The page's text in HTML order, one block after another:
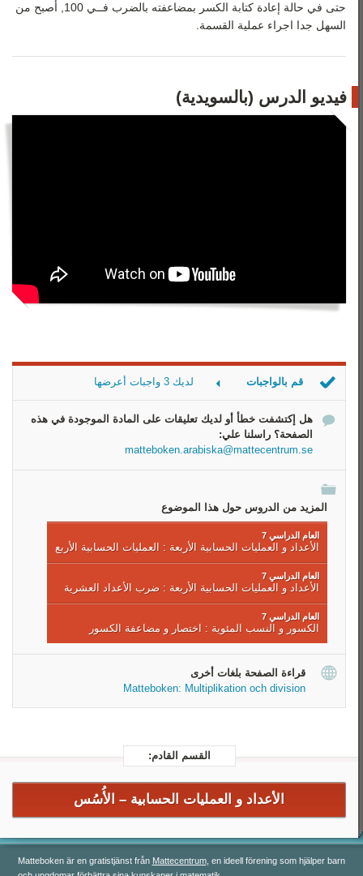
حتى في حالة إعادة كتابة الكسر بمضاعفته بالضرب فــي 100, أصبح من
السهل جدا اجراء عملية القسمة.
فيديو الدرس (بالسويدية)
قم بالواجبات لديك 3 واجبات أعرضها
أحسب العدد العشري
أحسب العدد العشري 2
أنقر على المُشابه
هل إكتشفت خطأ أو لديك تعليقات على المادة الموجودة في هذه
الصفحة؟ راسلنا علي:
matteboken.arabiska@mattecentrum.se
المزيد من الدروس حول هذا الموضوع
العام الدراسي 7
الأعداد و العمليات الحسابية الأربعة : العمليات الحسابية الأربع
العام الدراسي 7
الأعداد و العمليات الحسابية الأربعة : ضرب الأعداد العشرية
العام الدراسي 7
الكسور و النسب المئوية : اختصار و مضاعفة الكسور
قراءة الصفحة بلغات أخرى
Matteboken: Multiplikation och division
القسم القادم:
الأعداد و العمليات الحسابية – الأُسُس
Matteboken är en gratistjänst från Mattecentrum, en ideell förening som hjälper barn